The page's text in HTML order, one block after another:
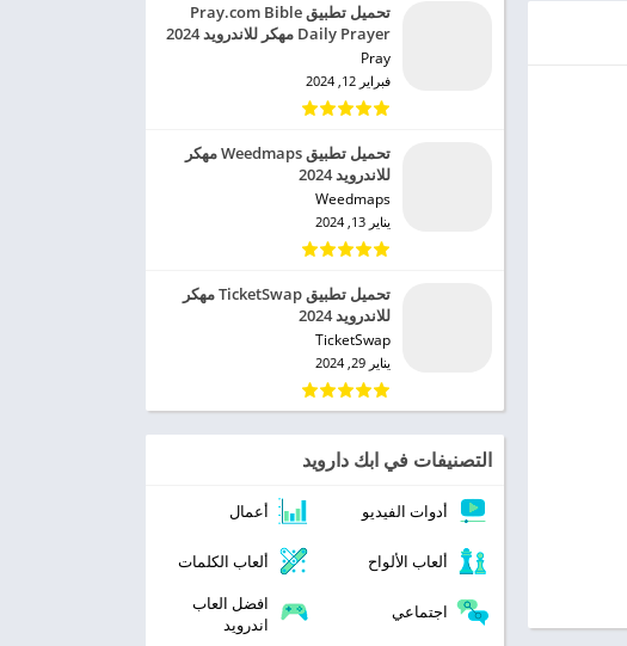
تحميل تطبيق Pray.com Bible
Daily Prayer مهكر للاندرويد 2024
Pray‏
فبراير 12, 2024
تحميل تطبيق Weedmaps مهكر
للاندرويد 2024
Weedmaps‏
يناير 13, 2024
تحميل تطبيق TicketSwap مهكر
للاندرويد 2024
TicketSwap‏
يناير 29, 2024
التصنيفات في ابك دارويد
أدوات الفيديو أعمال
ألعاب الألواح ألعاب الكلمات
اجتماعي
افضل العاب
اندرويد